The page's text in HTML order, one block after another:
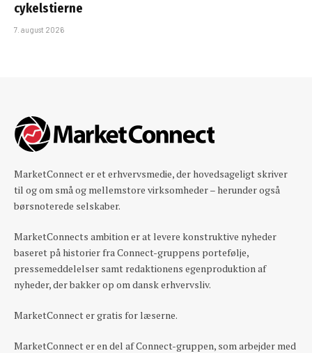
cykelstierne
7. august 2026
MarketConnect er et erhvervsmedie, der hovedsageligt skriver
til og om små og mellemstore virksomheder – herunder også
børsnoterede selskaber.
MarketConnects ambition er at levere konstruktive nyheder
baseret på historier fra Connect-gruppens portefølje,
pressemeddelelser samt redaktionens egenproduktion af
nyheder, der bakker op om dansk erhvervsliv.
MarketConnect er gratis for læserne.
MarketConnect er en del af Connect-gruppen, som arbejder med